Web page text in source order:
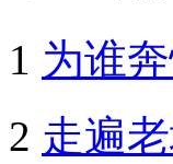
1 为谁
2 走遍